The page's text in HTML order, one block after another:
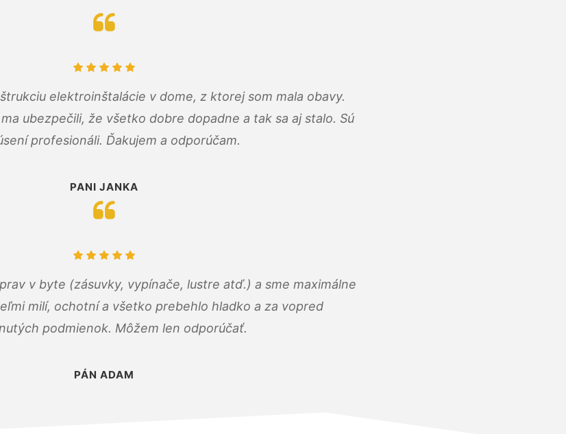
elektroinštalácie v dome, z ktorej som mala obavy.
ubezpečili, že všetko dobre dopadne a tak sa aj stalo. Sú
profesionáli. Ďakujem a odporúčam.
PANI JANKA
v byte (zásuvky, vypínače, lustre atď.) a sme maximálne
milí, ochotní a všetko prebehlo hladko a za vopred
podmienok. Môžem len odporúčať.
PÁN ADAM